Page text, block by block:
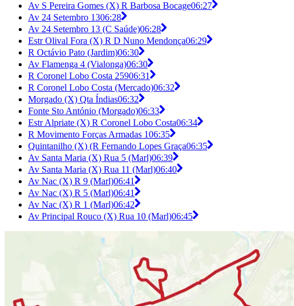
Av S Pereira Gomes (X) R Barbosa Bocage06:27
Av 24 Setembro 1306:28
Av 24 Setembro 13 (C Saúde)06:28
Estr Olival Fora (X) R D Nuno Mendonça06:29
R Octávio Pato (Jardim)06:30
Av Flamenga 4 (Vialonga)06:30
R Coronel Lobo Costa 25906:31
R Coronel Lobo Costa (Mercado)06:32
Morgado (X) Qta Índias06:32
Fonte Sto António (Morgado)06:33
Estr Alpriate (X) R Coronel Lobo Costa06:34
R Movimento Forças Armadas 106:35
Quintanilho (X) (R Fernando Lopes Graça06:35
Av Santa Maria (X) Rua 5 (Marl)06:39
Av Santa Maria (X) Rua 11 (Marl)06:40
Av Nac (X) R 9 (Marl)06:41
Av Nac (X) R 5 (Marl)06:41
Av Nac (X) R 1 (Marl)06:42
Av Principal Rouco (X) Rua 10 (Marl)06:45